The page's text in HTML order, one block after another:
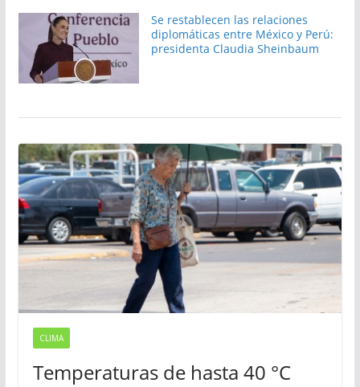
Se restablecen las relaciones
diplomáticas entre México y Perú:
presidenta Claudia Sheinbaum
CLIMA
Temperaturas de hasta 40 °C